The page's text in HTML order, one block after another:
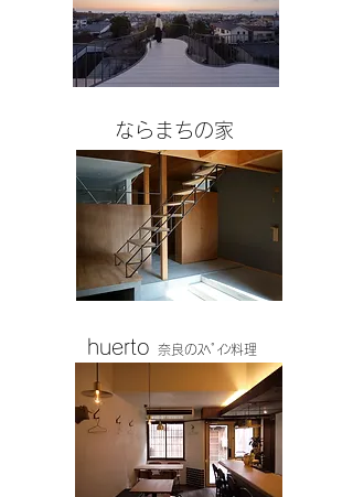
​ならまちの家
huerto 奈良のｽﾍﾟｲﾝ料理